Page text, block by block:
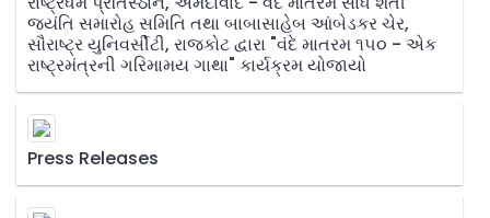
જયંતિ સમારોહ સમિતિ તથા બાબાસાહેબ આંબેડકર ચેર,
સૌરાષ્ટ્ર યુનિવર્સીટી, રાજકોટ દ્વારા "વંદે માતરમ ૧૫૦ - એક
રાષ્ટ્રમંત્રની ગરિમામય ગાથા" કાર્યક્રમ યોજાયો
Press Releases